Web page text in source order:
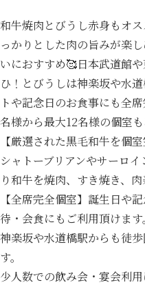
和牛焼肉とびうし赤身もオ
っかりとした肉の旨みが楽
いにおすすめ🥰日本武道館
ひ！とびうしは神楽坂や水
トや記念日のお食事にも全
名様から最大12名様の個室
【厳選された黒毛和牛を個
シャトーブリアンやサーロ
り和牛を焼肉、すき焼き、
【全席完全個室】誕生日や
待・会食にもご利用頂けます。
神楽坂や水道橋駅からも徒
す。
少人数での飲み会・宴会利用